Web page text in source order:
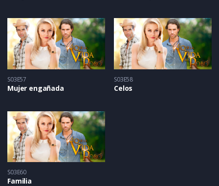
S03E57
Mujer engañada
S03E58
Celos
S03E60
Familia